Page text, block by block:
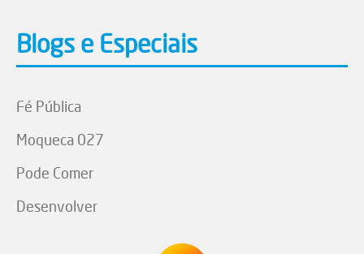
Blogs e Especiais
Fé Pública
Moqueca 027
Pode Comer
Desenvolver